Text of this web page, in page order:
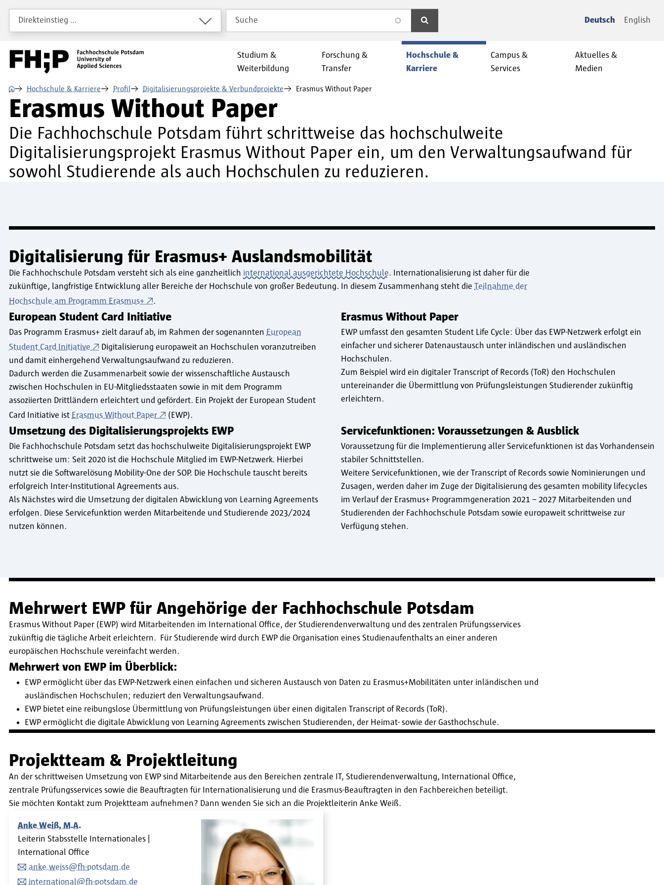
Direkt zum Inhalt
Direkt zur Hauptnavigation
Direkt zum Fußbereich
Direkteinstieg …
Suche
search Deutsch English
Studium &
Weiterbildung
Forschung &
Transfer
Hochschule &
Karriere
Campus &
Services
Aktuelles &
Medien
⌂ Hochschule & Karriere Profil Digitalisierungsprojekte & Verbundprojekte Erasmus Without Paper
Erasmus Without Paper
Die Fachhochschule Potsdam führt schrittweise das hochschulweite
Digitalisierungsprojekt Erasmus Without Paper ein, um den Verwaltungsaufwand für
sowohl Studierende als auch Hochschulen zu reduzieren.
Digitalisierung für Erasmus+ Auslandsmobilität
Die Fachhochschule Potsdam versteht sich als eine ganzheitlich international ausgerichtete Hochschule. Internationalisierung ist daher für die
zukünftige, langfristige Entwicklung aller Bereiche der Hochschule von großer Bedeutung. In diesem Zusammenhang steht die Teilnahme der
Hochschule am Programm Erasmus+
.
European Student Card Initiative
Das Programm Erasmus+ zielt darauf ab, im Rahmen der sogenannten European
Student Card Initiative
Digitalisierung europaweit an Hochschulen voranzutreiben
und damit einhergehend Verwaltungsaufwand zu reduzieren.
Dadurch werden die Zusammenarbeit sowie der wissenschaftliche Austausch
zwischen Hochschulen in EU-Mitgliedsstaaten sowie in mit dem Programm
assoziierten Drittländern erleichtert und gefördert. Ein Projekt der European Student
Card Initiative ist Erasmus Without Paper (EWP).
Erasmus Without Paper
EWP umfasst den gesamten Student Life Cycle: Über das EWP-Netzwerk erfolgt ein
einfacher und sicherer Datenaustausch unter inländischen und ausländischen
Hochschulen.
Zum Beispiel wird ein digitaler Transcript of Records (ToR) den Hochschulen
untereinander die Übermittlung von Prüfungsleistungen Studierender zukünftig
erleichtern.
Umsetzung des Digitalisierungsprojekts EWP
Die Fachhochschule Potsdam setzt das hochschulweite Digitalisierungsprojekt EWP
schrittweise um: Seit 2020 ist die Hochschule Mitglied im EWP-Netzwerk. Hierbei
nutzt sie die Softwarelösung Mobility-One der SOP. Die Hochschule tauscht bereits
erfolgreich Inter-Institutional Agreements aus.
Als Nächstes wird die Umsetzung der digitalen Abwicklung von Learning Agreements
erfolgen. Diese Servicefunktion werden Mitarbeitende und Studierende 2023/2024
nutzen können.
Servicefunktionen: Voraussetzungen & Ausblick
Voraussetzung für die Implementierung aller Servicefunktionen ist das Vorhandensein
stabiler Schnittstellen.
Weitere Servicefunktionen, wie der Transcript of Records sowie Nominierungen und
Zusagen, werden daher im Zuge der Digitalisierung des gesamten mobility lifecycles
im Verlauf der Erasmus+ Programmgeneration 2021 – 2027 Mitarbeitenden und
Studierenden der Fachhochschule Potsdam sowie europaweit schrittweise zur
Verfügung stehen.
Mehrwert EWP für Angehörige der Fachhochschule Potsdam
Erasmus Without Paper (EWP) wird Mitarbeitenden im International Office, der Studierendenverwaltung und des zentralen Prüfungsservices
zukünftig die tägliche Arbeit erleichtern. Für Studierende wird durch EWP die Organisation eines Studienaufenthalts an einer anderen
europäischen Hochschule vereinfacht werden.
Mehrwert von EWP im Überblick:
EWP ermöglicht über das EWP-Netzwerk einen einfachen und sicheren Austausch von Daten zu Erasmus+Mobilitäten unter inländischen und
ausländischen Hochschulen; reduziert den Verwaltungsaufwand.
EWP bietet eine reibungslose Übermittlung von Prüfungsleistungen über einen digitalen Transcript of Records (ToR).
EWP ermöglicht die digitale Abwicklung von Learning Agreements zwischen Studierenden, der Heimat- sowie der Gasthochschule.
Projektteam & Projektleitung
An der schrittweisen Umsetzung von EWP sind Mitarbeitende aus den Bereichen zentrale IT, Studierendenverwaltung, International Office,
zentrale Prüfungsservices sowie die Beauftragten für Internationalisierung und die Erasmus-Beauftragten in den Fachbereichen beteiligt.
Sie möchten Kontakt zum Projektteam aufnehmen? Dann wenden Sie sich an die Projektleiterin Anke Weiß.
Anke Weiß, M.A.
Leiterin Stabsstelle Internationales |
International Office
anke.weiss@fh-potsdam.de
international@fh-potsdam.de